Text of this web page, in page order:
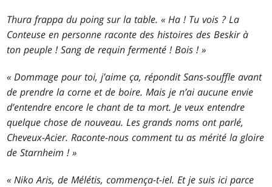
Thura frappa du poing sur la table. « Ha ! Tu vois ? La
Conteuse en personne raconte des histoires des Beskir à
ton peuple ! Sang de requin fermenté ! Bois ! »
« Dommage pour toi, j’aime ça, répondit Sans-souffle avant
de prendre la corne et de boire. Mais je n’ai aucune envie
d’entendre encore le chant de ta mort. Je veux entendre
quelque chose de nouveau. Les grands noms ont parlé,
Cheveux-Acier. Raconte-nous comment tu as mérité la gloire
de Starnheim ! »
« Niko Aris, de Mélétis, commença-t-iel. Et je suis ici parce